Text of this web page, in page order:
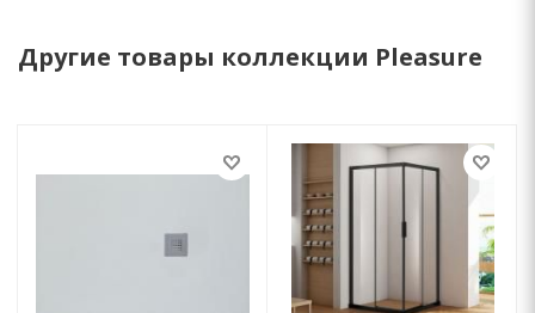
Другие товары коллекции Pleasure